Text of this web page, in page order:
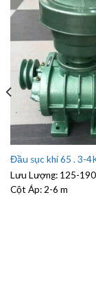
Đầu sục khí 65 . 3-
Lưu Lượng: 125-190
Cột Áp: 2-6 m